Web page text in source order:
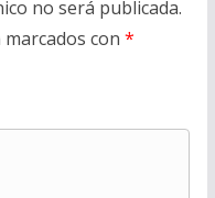
no será publicada.
con *